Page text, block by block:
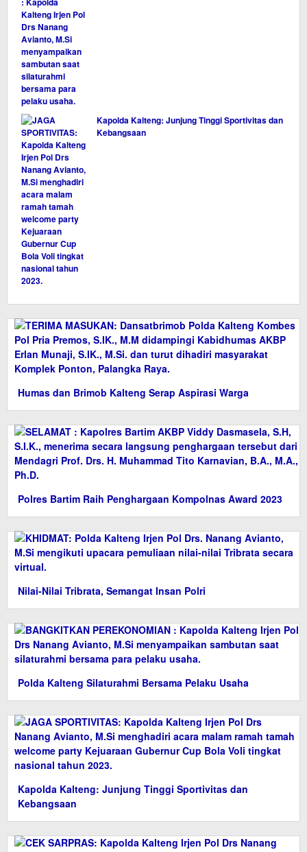
Kapolda Kalteng: Junjung Tinggi Sportivitas dan
Kebangsaan
Humas dan Brimob Kalteng Serap Aspirasi Warga
Polres Bartim Raih Penghargaan Kompolnas Award 2023
Nilai-Nilai Tribrata, Semangat Insan Polri
Polda Kalteng Silaturahmi Bersama Pelaku Usaha
Kapolda Kalteng: Junjung Tinggi Sportivitas dan
Kebangsaan